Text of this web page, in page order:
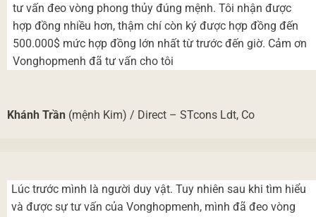
tư vấn đeo vòng phong thủy đúng mệnh. Tôi nhận được
hợp đồng nhiều hơn, thậm chí còn ký được hợp đồng đến
500.000$ mức hợp đồng lớn nhất từ trước đến giờ. Cảm ơn
Vonghopmenh đã tư vấn cho tôi
Khánh Trần (mệnh Kim) / Direct – STcons Ldt, Co
Lúc trước mình là người duy vật. Tuy nhiên sau khi tìm hiểu
và được sự tư vấn của Vonghopmenh, mình đã đeo vòng